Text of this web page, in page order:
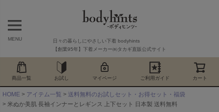
MENU
日々の暮らしにやさしい下着 bodyhints
【創業95年】下着メーカー㈱タカギ直販公式サイト
商品一覧 お試し マイページ ご利用ガイド カート
HOME アイテム一覧
送料無料のお試しセット・お得セット・福袋
米ぬか美肌 長袖インナーとレギンス 上下セット 日本製 送料無料